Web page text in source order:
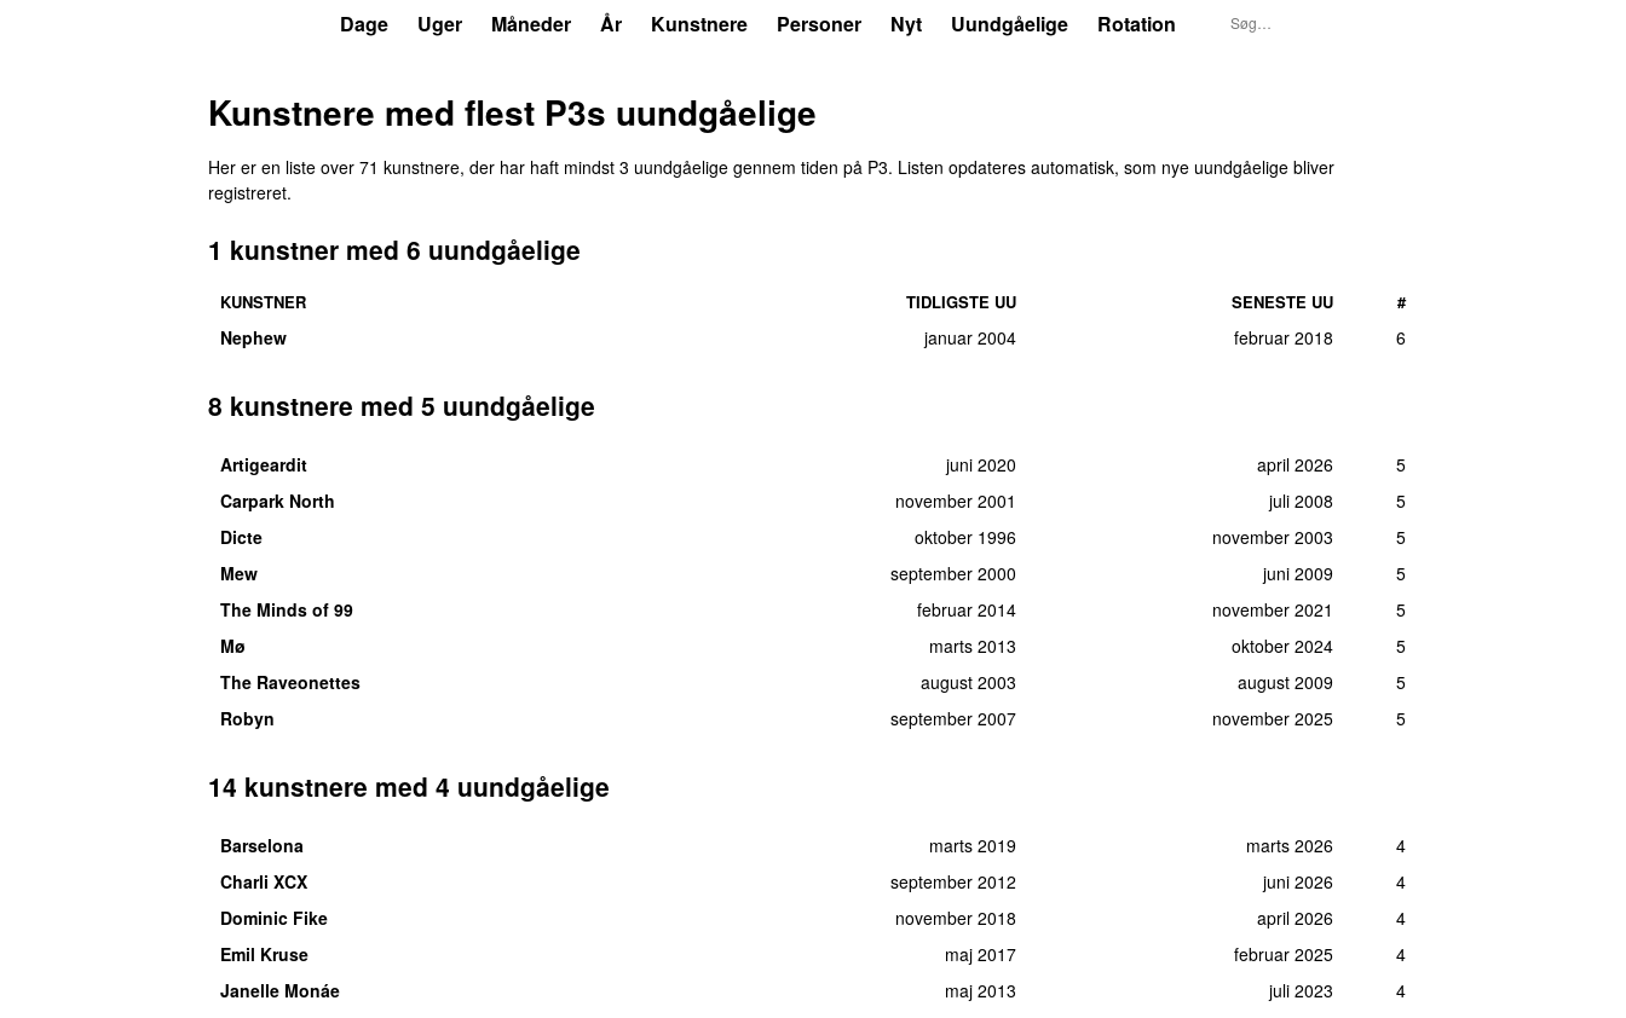
Dage Uger Måneder År Kunstnere Personer Nyt Uundgåelige Rotation
Kunstnere med flest P3s uundgåelige
Her er en liste over 71 kunstnere, der har haft mindst 3 uundgåelige gennem tiden på P3. Listen opdateres automatisk, som nye uundgåelige bliver
registreret.
1 kunstner med 6 uundgåelige
KUNSTNER TIDLIGSTE UU SENESTE UU #
Nephew januar 2004 februar 2018 6
8 kunstnere med 5 uundgåelige
Artigeardit juni 2020 april 2026
5
Carpark North
november 2001 juli 2008
5
Dicte
oktober 1996 november 2003
5
Mew
september 2000 juni 2009
5
The Minds of 99
februar 2014 november 2021
5
Mø
marts 2013 oktober 2024
5
The Raveonettes
august 2003 august 2009
5
Robyn
september 2007 november 2025 5
14 kunstnere med 4 uundgåelige
Barselona marts 2019 marts 2026
4
Charli XCX
september 2012 juni 2026
4
Dominic Fike
november 2018 april 2026
4
Emil Kruse
maj 2017 februar 2025
4
Janelle Monáe
maj 2013 juli 2023
4